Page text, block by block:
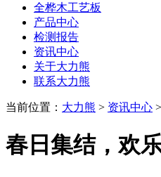
全桦木工艺板
产品中心
检测报告
资讯中心
关于大力熊
联系大力熊
当前位置： 大力熊 > 资讯中心 >
春日集结，欢